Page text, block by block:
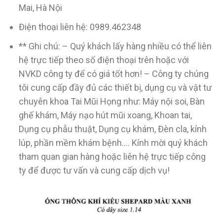
Mai, Hà Nội
Điện thoại liên hệ: 0989.462348
** Ghi chú: – Quý khách lấy hàng nhiều có thể liên
hệ trực tiếp theo số điện thoại trên hoặc với
NVKD công ty để có giá tốt hơn! – Công ty chúng
tôi cung cấp đầy đủ các thiết bị, dụng cụ và vật tư
chuyên khoa Tai Mũi Họng như: Máy nội soi, Bàn
ghế khám, Máy nạo hút mũi xoang, Khoan tai,
Dụng cụ phẫu thuật, Dụng cụ khám, Đèn cla, kính
lúp, phần mềm khám bệnh…. Kính mời quý khách
tham quan gian hàng hoặc liên hệ trực tiếp công
ty để được tư vấn và cung cấp dịch vụ!